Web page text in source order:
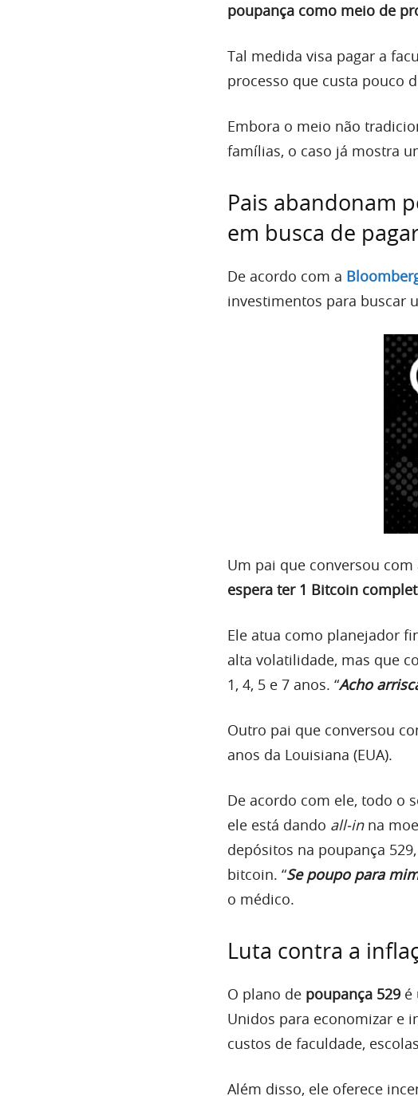
poupança como meio de
Tal medida visa pagar a
processo que custa pouco
Embora o meio não
famílias, o caso já mostra
Pais abandonam
em busca de
De acordo com a
investimentos para buscar
Um pai que conversou com
espera ter 1 Bitcoin
Ele atua como planejador
alta volatilidade, mas que
1, 4, 5 e 7 anos. “Acho
Outro pai que conversou
anos da Louisiana (EUA).
De acordo com ele, todo o
ele está dando all-inna
depósitos na poupança
bitcoin. “Se poupo para
o médico.
Luta contra a
O plano de poupança 529 é
Unidos para economizar e
custos de faculdade,
Além disso, ele oferece